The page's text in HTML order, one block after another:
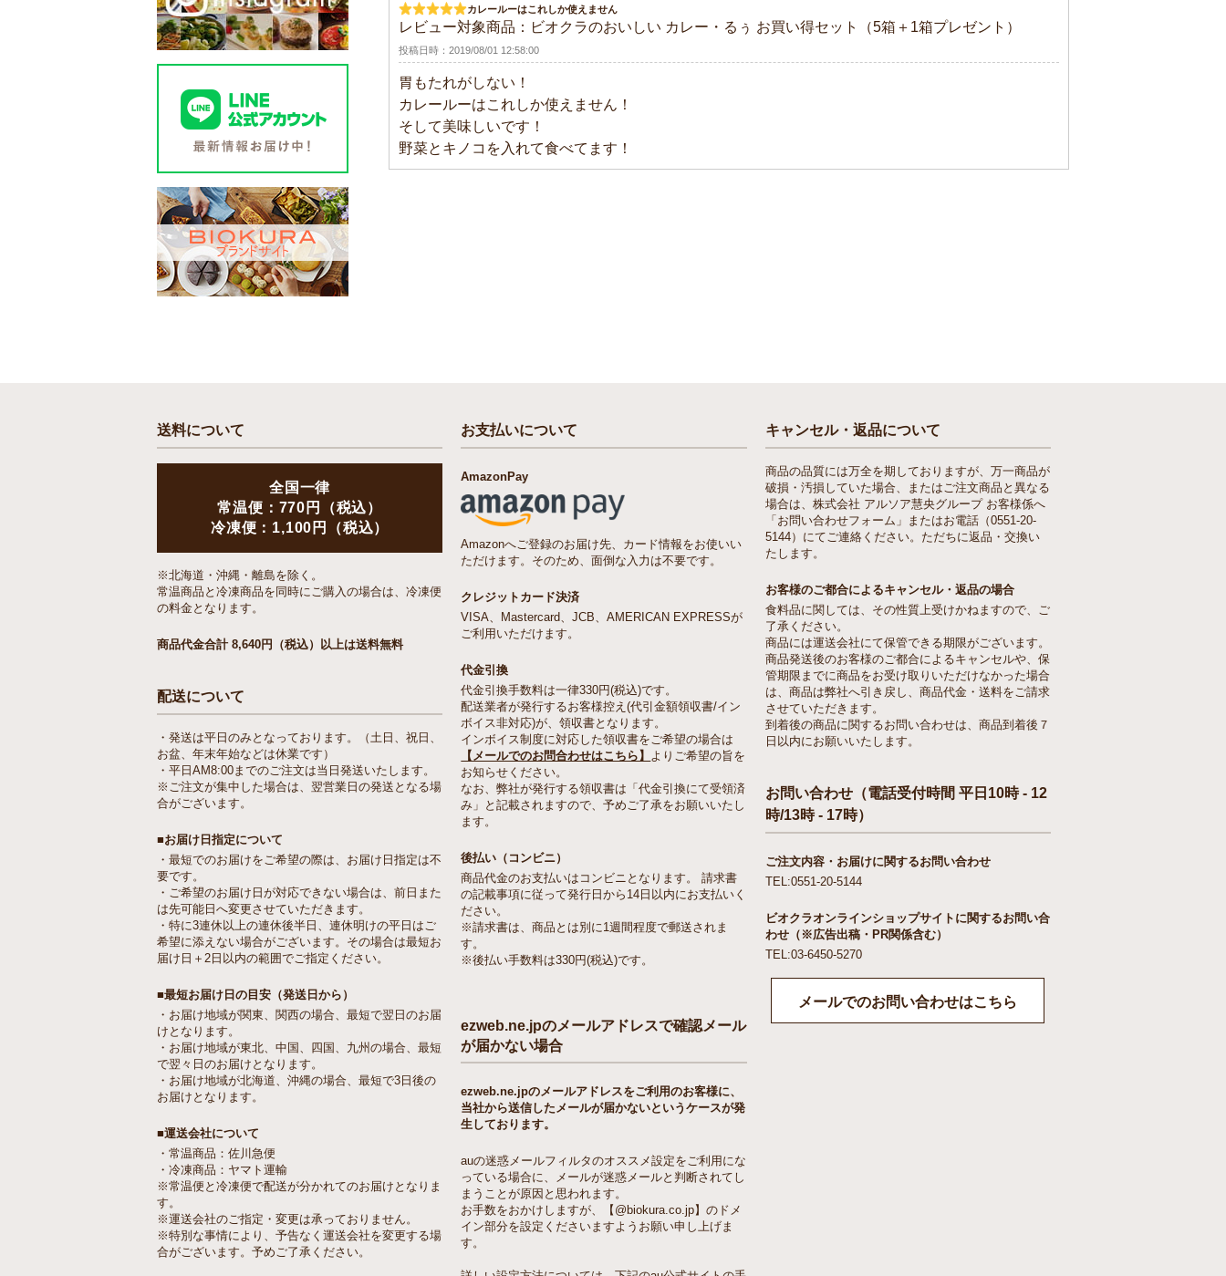
カレールーはこれしか使えません
レビュー対象商品： ビオクラのおいしい カレー・るぅ お買い得セット（5箱＋1箱プレゼント）
投稿日時：2019/08/01 12:58:00
胃もたれがしない！
カレールーはこれしか使えません！
そして美味しいです！
野菜とキノコを入れて食べてます！
送料について
全国一律
常温便：770円（税込）
冷凍便：1,100円（税込）
※北海道・沖縄・離島を除く。
常温商品と冷凍商品を同時にご購入の場合は、冷凍便
の料金となります。
商品代金合計 8,640円（税込）以上は送料無料
配送について
・発送は平日のみとなっております。（土日、祝日、
お盆、年末年始などは休業です）
・平日AM8:00までのご注文は当日発送いたします。
※ご注文が集中した場合は、翌営業日の発送となる場
合がございます。
■お届け日指定について
・最短でのお届けをご希望の際は、お届け日指定は不
要です。
・ご希望のお届け日が対応できない場合は、前日また
は先可能日へ変更させていただきます。
・特に3連休以上の連休後半日、連休明けの平日はご
希望に添えない場合がございます。その場合は最短お
届け日＋2日以内の範囲でご指定ください。
■最短お届け日の目安（発送日から）
・お届け地域が関東、関西の場合、最短で翌日のお届
けとなります。
・お届け地域が東北、中国、四国、九州の場合、最短
で翌々日のお届けとなります。
・お届け地域が北海道、沖縄の場合、最短で3日後の
お届けとなります。
■運送会社について
・常温商品：佐川急便
・冷凍商品：ヤマト運輸
※常温便と冷凍便で配送が分かれてのお届けとなりま
す。
※運送会社のご指定・変更は承っておりません。
※特別な事情により、予告なく運送会社を変更する場
合がございます。予めご了承ください。
お支払いについて
AmazonPay
Amazonへご登録のお届け先、カード情報をお使いい
ただけます。そのため、面倒な入力は不要です。
クレジットカード決済
VISA、Mastercard、JCB、AMERICAN EXPRESSが
ご利用いただけます。
代金引換
代金引換手数料は一律330円(税込)です。
配送業者が発行するお客様控え(代引金額領収書/イン
ボイス非対応)が、領収書となります。
インボイス制度に対応した領収書をご希望の場合は
【メールでのお問合わせはこちら】
よりご希望の旨を
お知らせください。
なお、弊社が発行する領収書は「代金引換にて受領済
み」と記載されますので、予めご了承をお願いいたし
ます。
後払い（コンビニ）
商品代金のお支払いはコンビニとなります。 請求書
の記載事項に従って発行日から14日以内にお支払いく
ださい。
※請求書は、商品とは別に1週間程度で郵送されま
す。
※後払い手数料は330円(税込)です。
ezweb.ne.jpのメールアドレスで確認メール
が届かない場合
ezweb.ne.jpのメールアドレスをご利用のお客様に、
当社から送信したメールが届かないというケースが発
生しております。
auの迷惑メールフィルタのオススメ設定をご利用にな
っている場合に、メールが迷惑メールと判断されてし
まうことが原因と思われます。
お手数をおかけしますが、【@biokura.co.jp】のドメ
イン部分を設定くださいますようお願い申し上げま
す。
キャンセル・返品について
商品の品質には万全を期しておりますが、万一商品が
破損・汚損していた場合、またはご注文商品と異なる
場合は、株式会社 アルソア慧央グループ お客様係へ
「お問い合わせフォーム」またはお電話（0551-20-
5144）にてご連絡ください。ただちに返品・交換い
たします。
お客様のご都合によるキャンセル・返品の場合
食料品に関しては、その性質上受けかねますので、ご
了承ください。
商品には運送会社にて保管できる期限がございます。
商品発送後のお客様のご都合によるキャンセルや、保
管期限までに商品をお受け取りいただけなかった場合
は、商品は弊社へ引き戻し、商品代金・送料をご請求
させていただきます。
到着後の商品に関するお問い合わせは、商品到着後７
日以内にお願いいたします。
お問い合わせ（電話受付時間 平日10時 - 12
時/13時 - 17時）
ご注文内容・お届けに関するお問い合わせ
TEL:0551-20-5144
ビオクラオンラインショップサイトに関するお問い合
わせ（※広告出稿・PR関係含む）
TEL:03-6450-5270
メールでのお問い合わせはこちら